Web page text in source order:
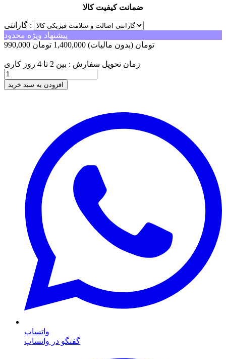
ضمانت کیفیت کالا
گارانتی :
پیشنهاد ویژه محدود
990,000 تومان (بدون مالیات) 1,400,000 تومان
زمان تحویل سفارش : بین 2 تا 4 روز کاری
افزودن به سبد خرید
واتساپ
گفتگو در واتساپ